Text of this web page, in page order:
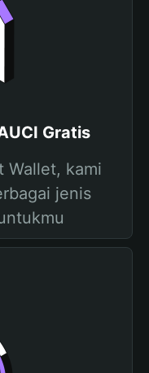
Gratis
Wallet, kami
jenis